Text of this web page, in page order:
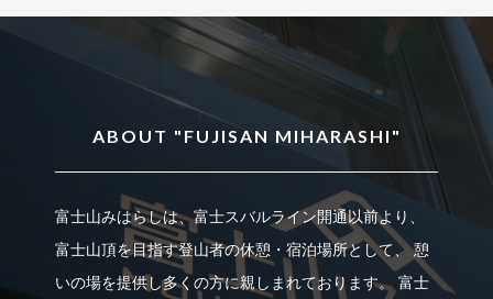
ABOUT "FUJISAN MIHARASHI"
富士山みはらしは、富士スバルライン開通以前より、
富士山頂を目指す登山者の休憩・宿泊場所として、憩
いの場を提供し多くの方に親しまれております。 富士